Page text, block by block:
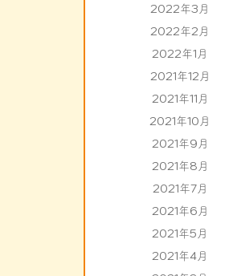
2022年3月
2022年2月
2022年1月
2021年12月
2021年11月
2021年10月
2021年9月
2021年8月
2021年7月
2021年6月
2021年5月
2021年4月